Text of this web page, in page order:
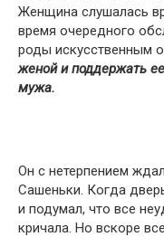
Женщина слушалась
время очередного
роды искусственным
женой и поддержать
мужа.
Он с нетерпением
Сашеньки. Когда
и подумал, что все
кричала. Но вскоре